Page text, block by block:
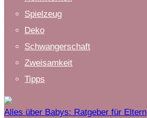
Spielzeug
Deko
Schwangerschaft
Zweisamkeit
Tipps
Alles über Babys: Ratgeber für Eltern